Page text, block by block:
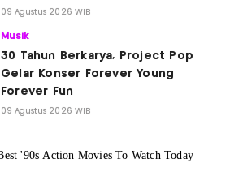
09 Agustus 2026 WIB
Musik
30 Tahun Berkarya, Project Pop
Gelar Konser Forever Young
Forever Fun
09 Agustus 2026 WIB